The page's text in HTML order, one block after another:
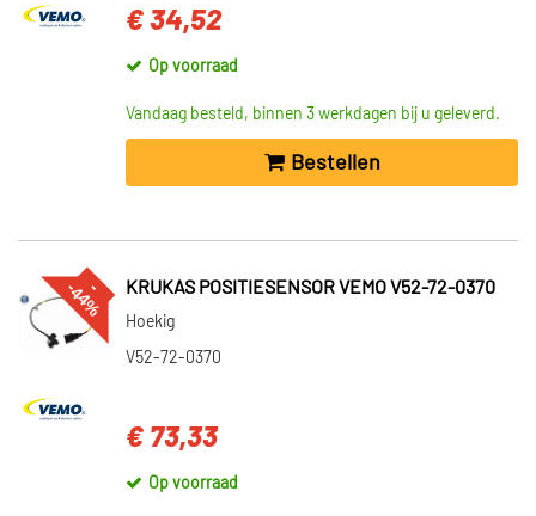
€ 34,52
Op voorraad
Vandaag besteld, binnen 3 werkdagen bij u geleverd.
Bestellen
--
4
4
% KRUKAS POSITIESENSOR VEMO V52-72-0370
Hoekig
V52-72-0370
€ 73,33
Op voorraad